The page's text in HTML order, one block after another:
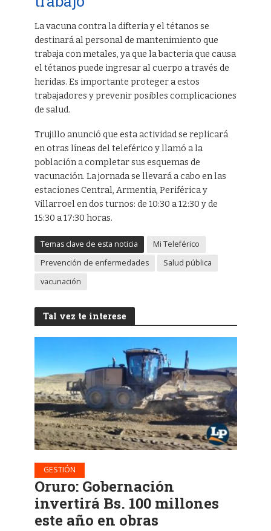
La vacuna contra la difteria y el tétanos se
destinará al personal de mantenimiento que
trabaja con metales, ya que la bacteria que causa
el tétanos puede ingresar al cuerpo a través de
heridas. Es importante proteger a estos
trabajadores y prevenir posibles complicaciones
de salud.
Trujillo anunció que esta actividad se replicará
en otras líneas del teleférico y llamó a la
población a completar sus esquemas de
vacunación. La jornada se llevará a cabo en las
estaciones Central, Armentia, Periférica y
Villarroel en dos turnos: de 10:30 a 12:30 y de
15:30 a 17:30 horas.
Temas clave de esta noticia
Mi Teleférico
Prevención de enfermedades
Salud pública
vacunación
Tal vez te interese
GESTIÓN
Oruro: Gobernación
invertirá Bs. 100 millones
este año en obras